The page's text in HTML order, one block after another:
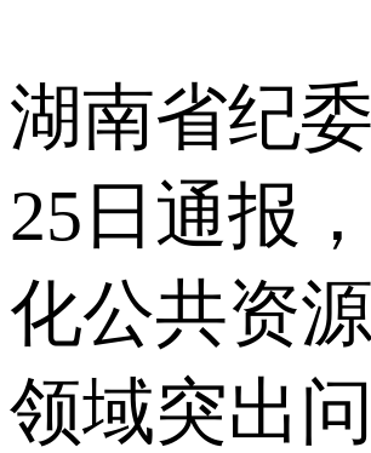
湖南省纪
25日通报
化公共资
领域突出